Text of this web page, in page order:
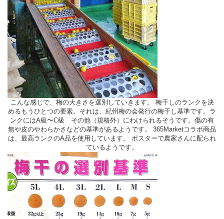
こんな感じで、梅の大きさを選別していきます。 梅干しのランクを決
めるもうひとつの要素。それは、紀州梅の会発行の梅干し基準です。ラ
ンクにはA級〜C級 その他（規格外）にわけられるそうです。傷の有
無や皮のやわらかさなどの基準があるようです。 365Marketコラボ商品
は、最高ランクのA品を使用しています。 ポスターで農家さんに配られ
ているようです。